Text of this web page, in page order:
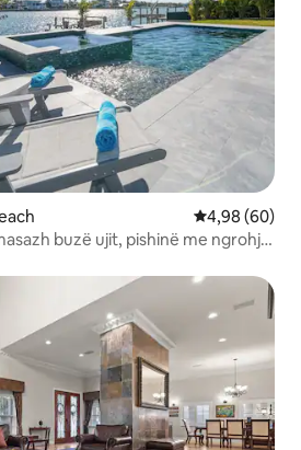
Vlerësimi
4,98 (60)
buzë ujit, pishinë me ngrohje